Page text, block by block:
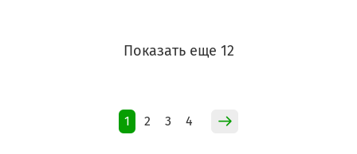
Показать еще 12
1 2 3 4